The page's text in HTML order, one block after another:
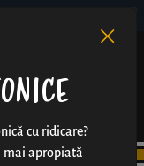
cu ridicare?
mai apropiată